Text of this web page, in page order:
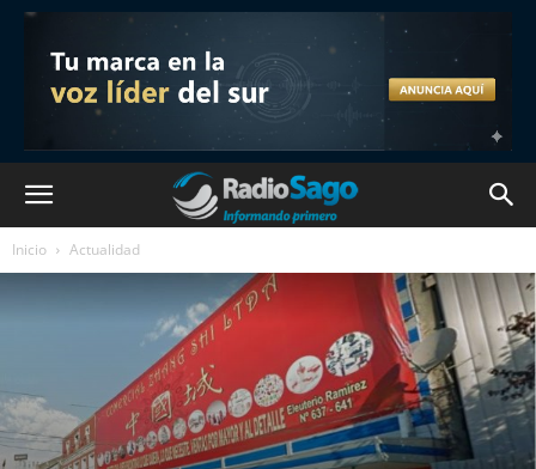
Inicio Actualidad